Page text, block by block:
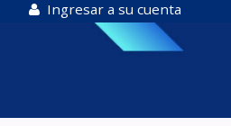
Ingresar a su cuenta